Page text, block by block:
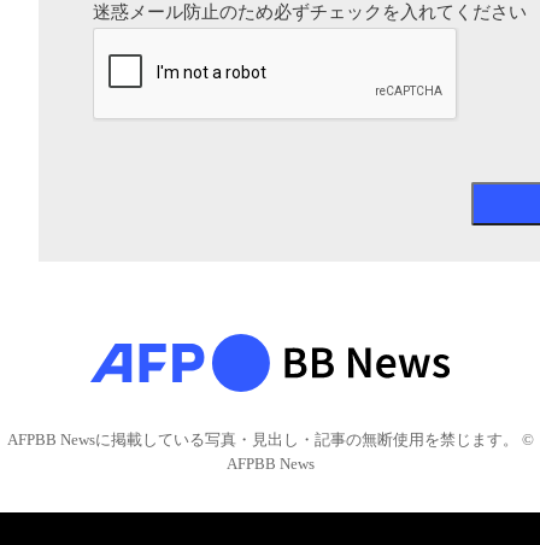
迷惑メール防止のため必ずチェックを入れてください
AFPBB Newsに掲載している写真・見出し・記事の無断使用を禁じます。 ©
AFPBB News